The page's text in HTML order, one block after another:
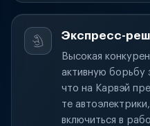
Экспресс-
Высокая
активную борьбу
что на Карвэй
те
включиться в